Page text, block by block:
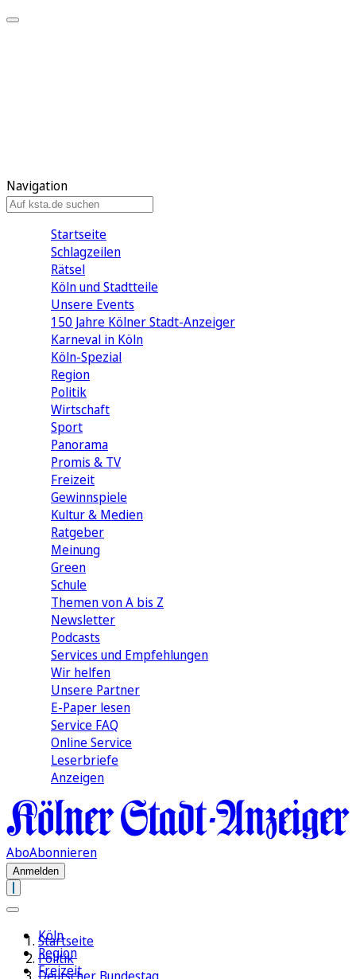
Navigation
Startseite
Schlagzeilen
Rätsel
Köln und Stadtteile
Unsere Events
150 Jahre Kölner Stadt-Anzeiger
Karneval in Köln
Köln-Spezial
Region
Politik
Wirtschaft
Sport
Panorama
Promis & TV
Freizeit
Gewinnspiele
Kultur & Medien
Ratgeber
Meinung
Green
Schule
Themen von A bis Z
Newsletter
Podcasts
Services und Empfehlungen
Wir helfen
Unsere Partner
E-Paper lesen
Service FAQ
Online Service
Leserbriefe
Anzeigen
AboAbonnieren
Anmelden
Köln
Region
Freizeit
Startseite
Politik